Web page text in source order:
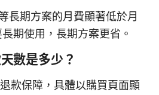
長期方案的月費顯著低於月
期使用，長期方案更省。
數是多少？
款保障，具體以購買頁面顯